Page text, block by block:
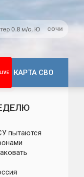
0.8 м/с, Ю СОЧИ
КАРТА СВО
пытаются
свежие